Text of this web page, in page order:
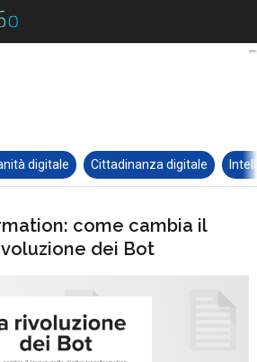
digitale Cittadinanza digitale
come cambia il
dei Bot